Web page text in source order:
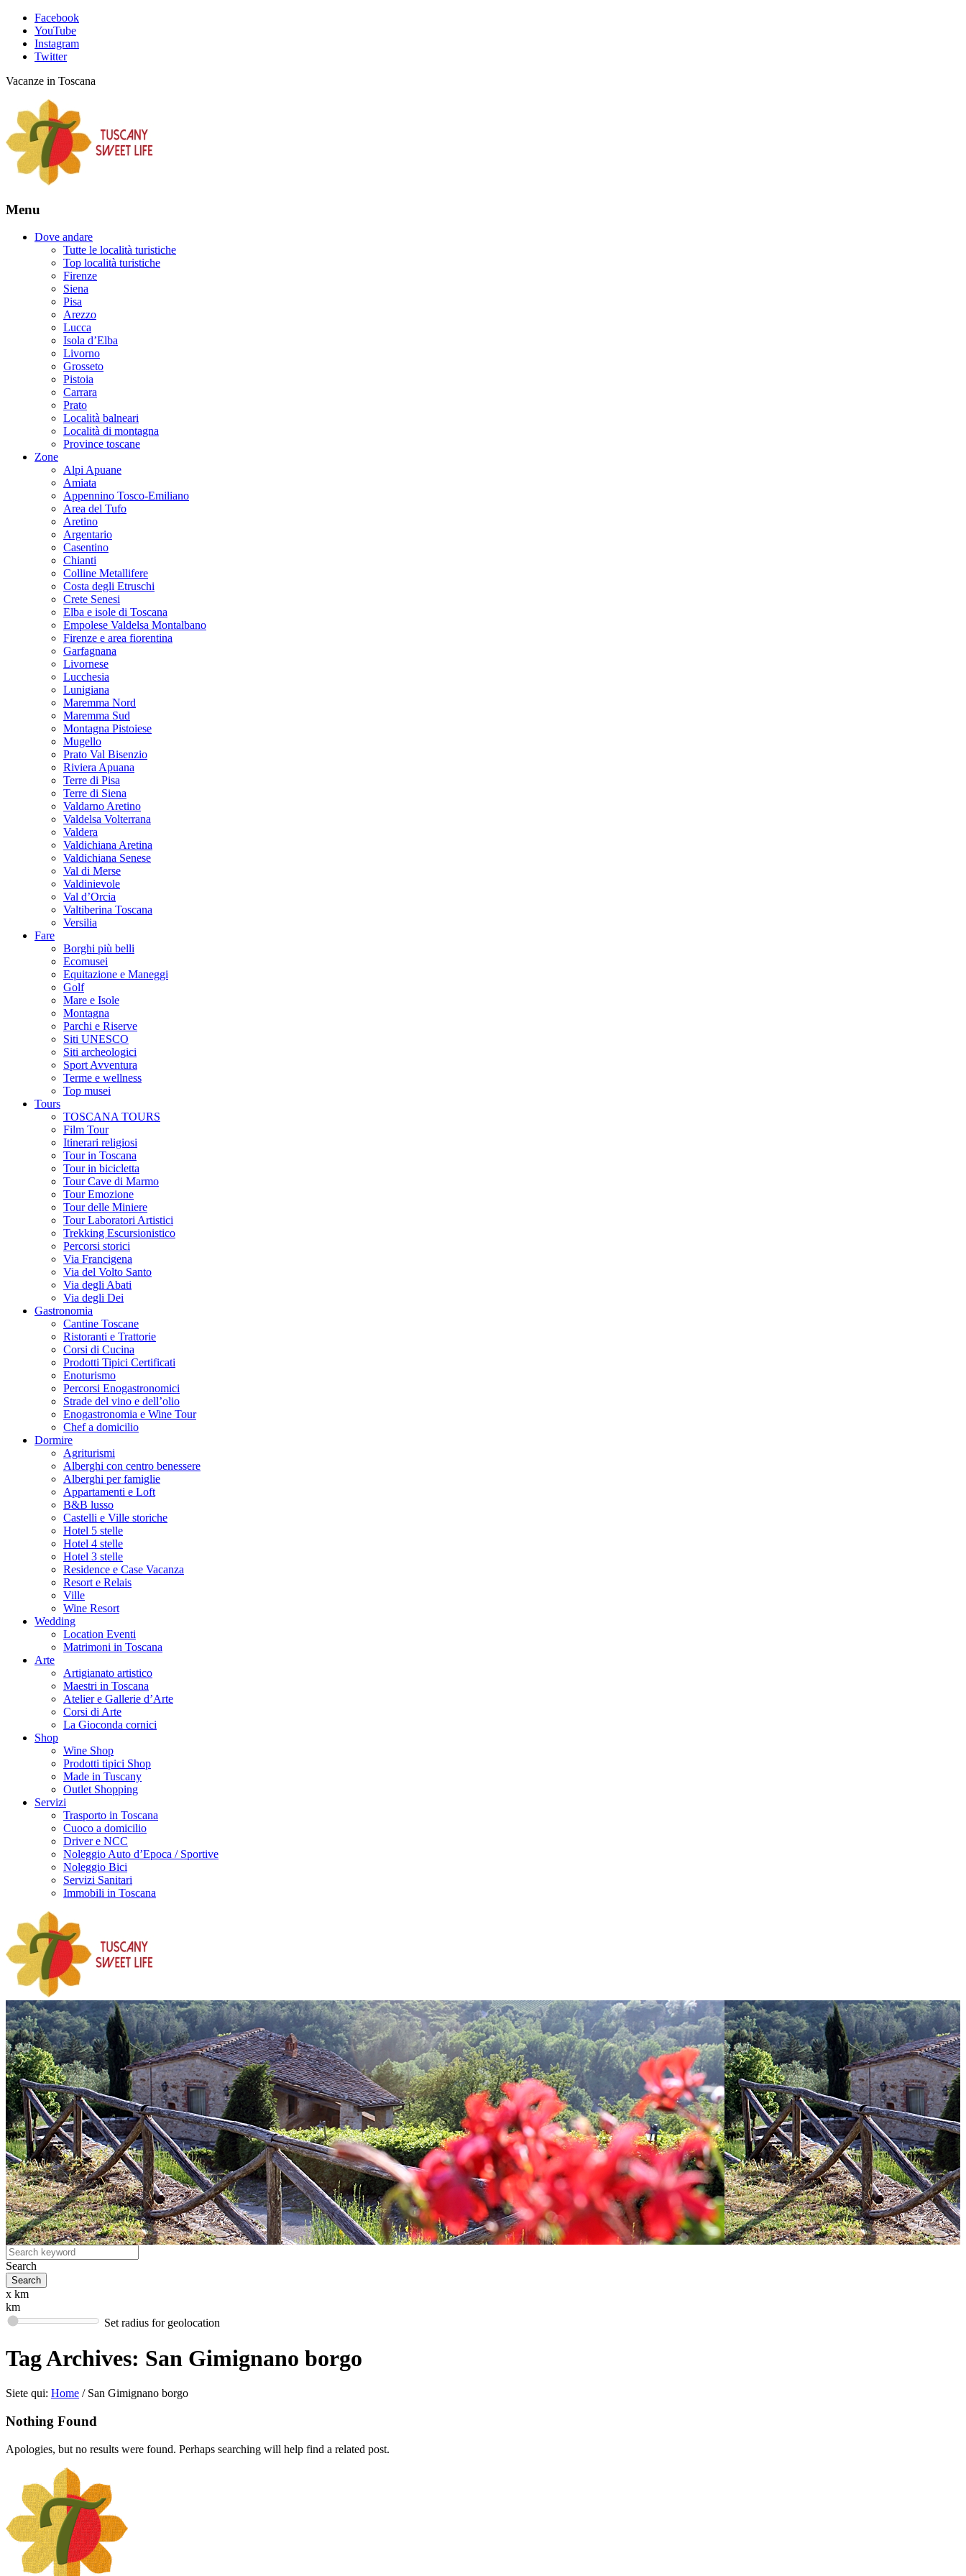
Facebook
YouTube
Instagram
Twitter
Vacanze in Toscana
Menu
Dove andare
Tutte le località turistiche
Top località turistiche
Firenze
Siena
Pisa
Arezzo
Lucca
Isola d’Elba
Livorno
Grosseto
Pistoia
Carrara
Prato
Località balneari
Località di montagna
Province toscane
Zone
Alpi Apuane
Amiata
Appennino Tosco-Emiliano
Area del Tufo
Aretino
Argentario
Casentino
Chianti
Colline Metallifere
Costa degli Etruschi
Crete Senesi
Elba e isole di Toscana
Empolese Valdelsa Montalbano
Firenze e area fiorentina
Garfagnana
Livornese
Lucchesia
Lunigiana
Maremma Nord
Maremma Sud
Montagna Pistoiese
Mugello
Prato Val Bisenzio
Riviera Apuana
Terre di Pisa
Terre di Siena
Valdarno Aretino
Valdelsa Volterrana
Valdera
Valdichiana Aretina
Valdichiana Senese
Val di Merse
Valdinievole
Val d’Orcia
Valtiberina Toscana
Versilia
Fare
Borghi più belli
Ecomusei
Equitazione e Maneggi
Golf
Mare e Isole
Montagna
Parchi e Riserve
Siti UNESCO
Siti archeologici
Sport Avventura
Terme e wellness
Top musei
Tours
TOSCANA TOURS
Film Tour
Itinerari religiosi
Tour in Toscana
Tour in bicicletta
Tour Cave di Marmo
Tour Emozione
Tour delle Miniere
Tour Laboratori Artistici
Trekking Escursionistico
Percorsi storici
Via Francigena
Via del Volto Santo
Via degli Abati
Via degli Dei
Gastronomia
Cantine Toscane
Ristoranti e Trattorie
Corsi di Cucina
Prodotti Tipici Certificati
Enoturismo
Percorsi Enogastronomici
Strade del vino e dell’olio
Enogastronomia e Wine Tour
Chef a domicilio
Dormire
Agriturismi
Alberghi con centro benessere
Alberghi per famiglie
Appartamenti e Loft
B&B lusso
Castelli e Ville storiche
Hotel 5 stelle
Hotel 4 stelle
Hotel 3 stelle
Residence e Case Vacanza
Resort e Relais
Ville
Wine Resort
Wedding
Location Eventi
Matrimoni in Toscana
Arte
Artigianato artistico
Maestri in Toscana
Atelier e Gallerie d’Arte
Corsi di Arte
La Gioconda cornici
Shop
Wine Shop
Prodotti tipici Shop
Made in Tuscany
Outlet Shopping
Servizi
Trasporto in Toscana
Cuoco a domicilio
Driver e NCC
Noleggio Auto d’Epoca / Sportive
Noleggio Bici
Servizi Sanitari
Immobili in Toscana
Search
x km
km
Set radius for geolocation
Tag Archives: San Gimignano borgo
Siete qui: Home / San Gimignano borgo
Nothing Found
Apologies, but no results were found. Perhaps searching will help find a related post.